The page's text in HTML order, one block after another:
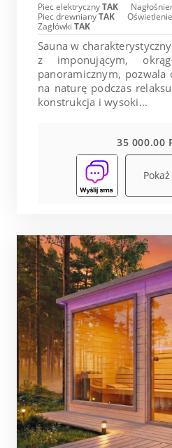
Piec elektrycznyTAK
Piec drewnianyTAK
Zagłówki TAK
Sauna w
z imponującym,
panoramicznym, pozwala
na naturę podczas
konstrukcja i wysoki...
35 000.00
Pokaż